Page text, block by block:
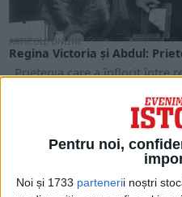
Pentru noi,
Noi și 1733 partenerii noștri
ARTICOLE ONLINE
Regina Victoria și Abdul:
Prietenia care a înflorit între